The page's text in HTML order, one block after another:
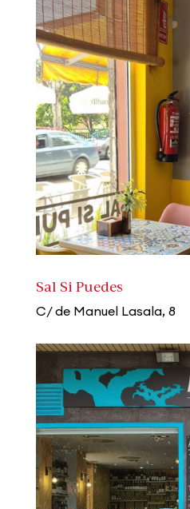
Sal Si Puedes
C/ de Manuel Lasala, 8